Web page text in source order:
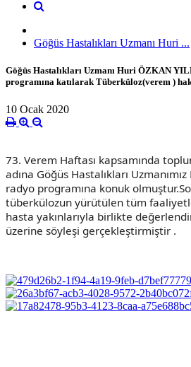
Göğüs Hastalıkları Uzmanı Huri ...
Göğüs Hastalıkları Uzmanı Huri ÖZKAN
programına katılarak Tüberküloz(verem )
10 Ocak 2020
73. Verem Haftası kapsamında
adına Göğüs Hastalıkları
radyo programına konuk
tüberkülozun yürütülen tüm
hasta yakınlarıyla birlikte
üzerine söyleşi gerçekleştirmiştir .